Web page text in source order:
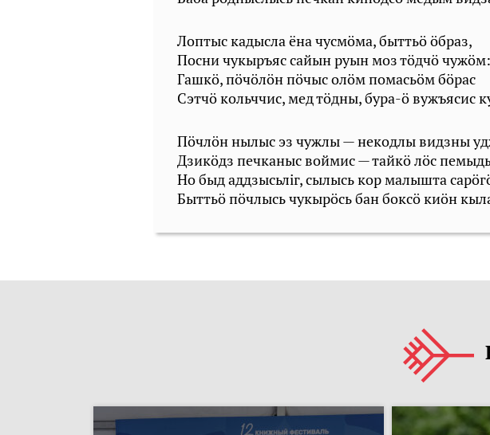
Лоптыс кадысла ёна чусмöма, быттьö öбраз,
Посни чукыръяс сайын руын моз тöдчö чужöм:
Гашкö, пöчöлöн пöчыс олöм помасьöм бöрас
Сэтчö кольччис, мед тöдны, бура-ö вужъясис
Пöчлöн нылыс эз чужлы — некодлы видзны
Дзикöдз печканыс воймис — тайкö лöс
Но быд аддзысьлiг, сылысь кор малышта
Быттьö пöчлысь чукырöсь бан боксö киöн